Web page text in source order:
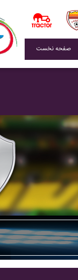
صفحه نخست